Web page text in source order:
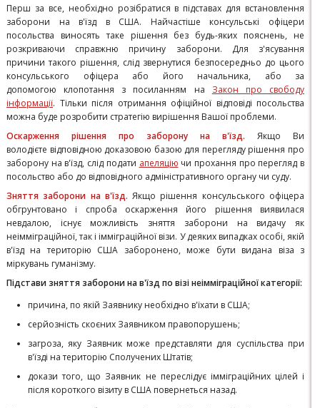
Перш за все, необхідно розібратися в підставах для встановлення
заборони на в'їзд в США. Найчастіше консульські офіцери
посольства виносять таке рішення без будь-яких пояснень, не
розкриваючи справжню причину заборони. Для з'ясування
причини такого рішення, слід звернутися безпосередньо до цього
консульського офіцера або його начальника, або за
допомогою клопотання з посиланням на Закон про свободу
інформації. Тільки після отримання офіційної відповіді посольства
можна буде розробити стратегію вирішення Вашої проблеми.
Оскарження рішення про заборону на в'їзд. Якщо Ви
володієте відповідною доказовою базою для перегляду рішення про
заборону на в'їзд, слід подати апеляцію чи прохання про перегляд в
посольство або до відповідного адміністративного органу чи суду.
Зняття заборони на в'їзд. Якщо рішення консульського офіцера
обгрунтовано і спроба оскарження його рішення виявилася
невдалою, існує можливість зняття заборони на видачу як
неімміграційної, так і імміграційної візи. У деяких випадках особі, якій
в'їзд на територію США заборонено, може бути видана віза з
міркувань гуманізму.
Підстави зняття заборони на в'їзд по візі неімміграційної категорії:
причина, по якій Заявнику необхідно в'їхати в США;
серйозність скоєних Заявником правопорушень;
загроза, яку Заявник може представляти для суспільства при
в'їзді на територію Сполучених Штатів;
докази того, що Заявник не переслідує імміграційних цілей і
після короткого візиту в США повернеться назад.